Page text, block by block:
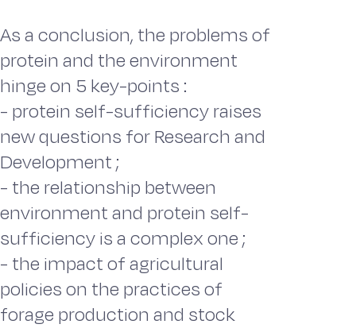
As a conclusion, the problems of
protein and the environment
hinge on 5 key-points :
- protein self-sufficiency raises
new questions for Research and
Development ;
- the relationship between
environment and protein self-
sufficiency is a complex one ;
- the impact of agricultural
policies on the practices of
forage production and stock